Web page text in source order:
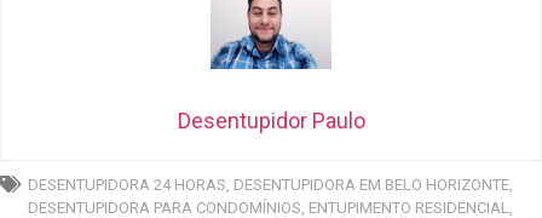
Desentupidor Paulo
DESENTUPIDORA 24 HORAS DESENTUPIDORA EM BELO HORIZONTE
DESENTUPIDORA PARA CONDOMÍNIOS ENTUPIMENTO RESIDENCIAL